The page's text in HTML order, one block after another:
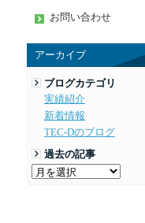
お問い合わせ
アーカイブ
ブログカテゴリ
実績紹介
新着情報
TEC-Dのブログ
過去の記事